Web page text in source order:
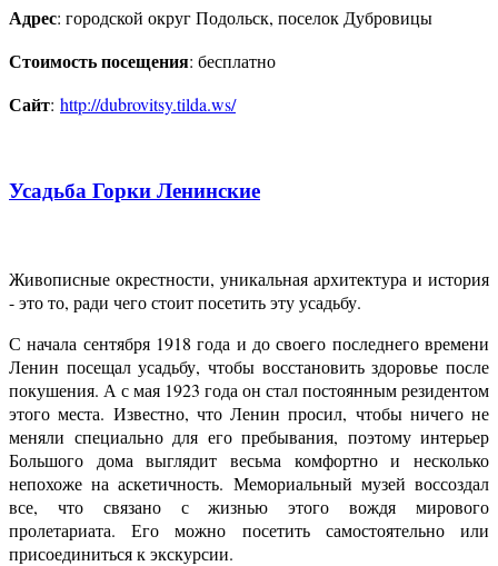
Адрес: городской округ Подольск, поселок Дубровицы
Стоимость посещения: бесплатно
Сайт: http://dubrovitsy.tilda.ws/
Усадьба Горки Ленинские
Живописные окрестности, уникальная архитектура и история
- это то, ради чего стоит посетить эту усадьбу.
С начала сентября 1918 года и до своего последнего времени
Ленин посещал усадьбу, чтобы восстановить здоровье после
покушения. А с мая 1923 года он стал постоянным резидентом
этого места. Известно, что Ленин просил, чтобы ничего не
меняли специально для его пребывания, поэтому интерьер
Большого дома выглядит весьма комфортно и несколько
непохоже на аскетичность. Мемориальный музей воссоздал
все, что связано с жизнью этого вождя мирового
пролетариата. Его можно посетить самостоятельно или
присоединиться к экскурсии.